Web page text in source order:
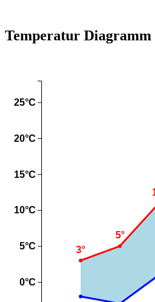
Temperatur Diagramm